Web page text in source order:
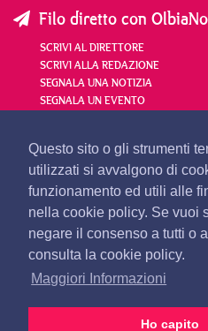
Questo sito o gli strumenti
utilizzati si avvalgono di
funzionamento ed utili alle
nella cookie policy. Se vuoi
negare il consenso a tutti o
consulta la cookie policy.
Maggiori Informazioni
Ho capito
Filo diretto con
SCRIVI AL DIRETTORE
SCRIVI ALLA REDAZIONE
SEGNALA UNA NOTIZIA
SEGNALA UN EVENTO
REDAZIONE PUBBLICITÀ PRIVACY E